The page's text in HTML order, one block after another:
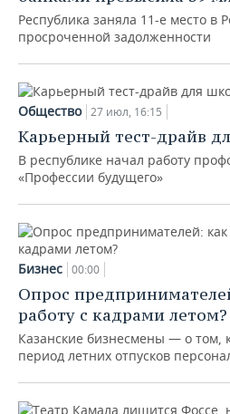
Республика заняла 11-е место в
просроченной задолженности
Общество 27 июл, 16:15
Карьерный тест-драйв
В республике начал работу
«Профессии будущего»
Бизнес 00:00
Опрос
работу с кадрами летом?
Казанские бизнесмены — о том,
период летних отпусков